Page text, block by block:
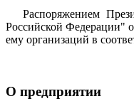
Распоряжением
Российской Федерации"
ему организаций в
О предприятии